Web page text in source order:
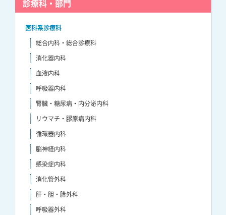
診療科・部門
医科系診療科
総合内科・総合診療科
消化器内科
血液内科
呼吸器内科
腎臓・糖尿病・内分泌内科
リウマチ・膠原病内科
循環器内科
脳神経内科
感染症内科
消化管外科
肝・胆・膵外科
呼吸器外科